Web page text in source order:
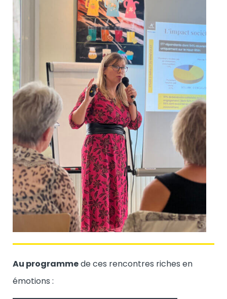
Au programmede ces rencontres riches en
émotions :